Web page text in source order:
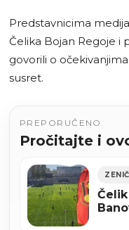
Predstavnicima
Čelika Bojan Regoje i
govorili o
susret.
PREPORUČENO
Pročitajte i